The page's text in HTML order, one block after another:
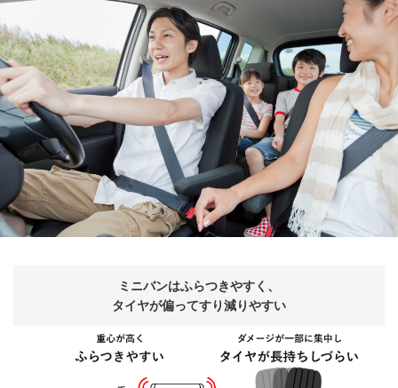
ミニバンはふらつきやすく、
タイヤが偏ってすり減りやすい